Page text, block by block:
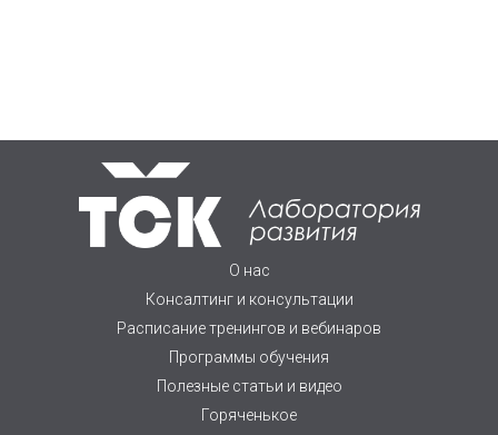
О нас
Консалтинг и консультации
Расписание тренингов и вебинаров
Программы обучения
Полезные статьи и видео
Горяченькое